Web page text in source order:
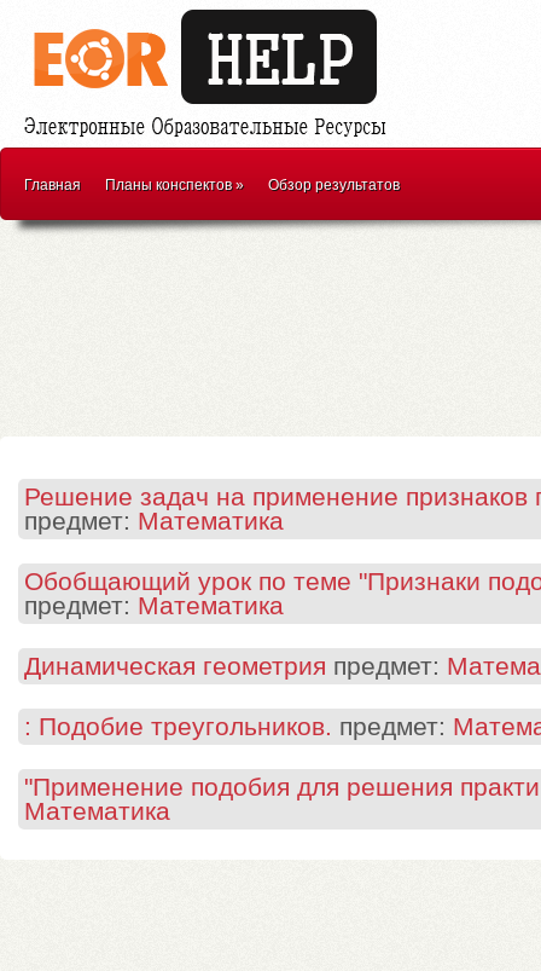
Главная Планы конспектов» Обзор результатов
Решение задач на применение признаков
предмет: Математика
Обобщающий урок по теме "Признаки
предмет: Математика
Динамическая геометрия предмет:
: Подобие треугольников. предмет:
"Применение подобия для решения
Математика